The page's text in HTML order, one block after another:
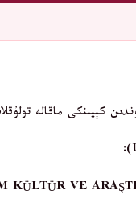
كېيىنكى ماقالە
KÜLTÜR VE